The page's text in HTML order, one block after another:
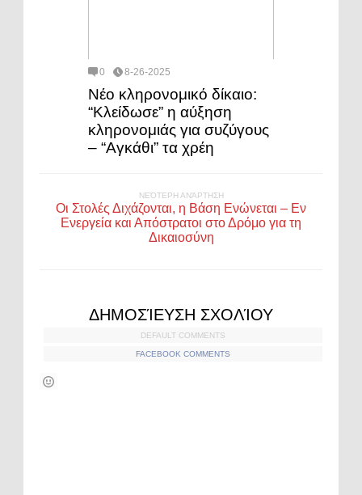
0 8-26-2025
Νέο κληρονομικό δίκαιο:
“Κλείδωσε” η αύξηση
κληρονομιάς για συζύγους
– “Αγκάθι” τα χρέη
ΝΕΌΤΕΡΗ ΑΝΆΡΤΗΣΗ
Οι Στολές Διχάζονται, η Βάση Ενώνεται – Εν
Ενεργεία και Απόστρατοι στο Δρόμο για τη
Δικαιοσύνη
ΔΗΜΟΣΊΕΥΣΗ ΣΧΟΛΊΟΥ
DEFAULT COMMENTS
FACEBOOK COMMENTS